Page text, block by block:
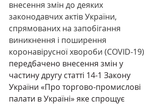
внесення змін до деяких
законодавчих актів України,
спрямованих на запобігання
виникнення і поширення
коронавірусної хвороби (COVID-19)
передбачено внесення змін у
частину другу статті 14-1 Закону
України «Про торгово-промислові
палати в Україні» яке спрощує